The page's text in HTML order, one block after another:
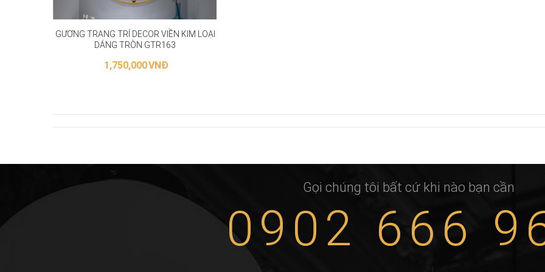
GƯƠNG TRANG TRÍ DECOR VIỀN KIM LOẠI
DÁNG TRÒN GTR163
1,750,000VNĐ
Gọi chúng tôi bất cứ khi nào bạn cần
0902 666